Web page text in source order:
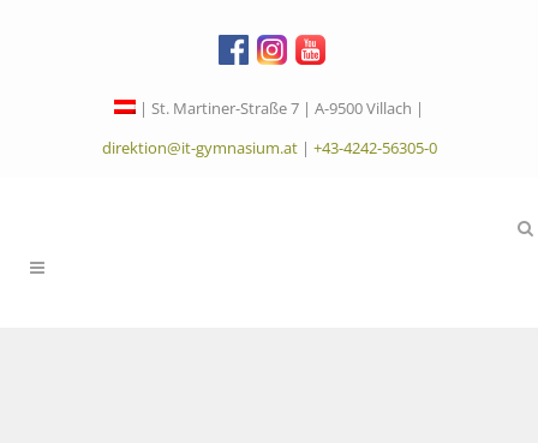
| St. Martiner-Straße 7 | A-9500 Villach |
direktion@it-gymnasium.at| +43-4242-56305-0